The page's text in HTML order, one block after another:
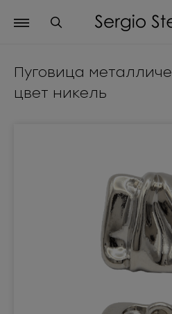
Пуговица
цвет никель